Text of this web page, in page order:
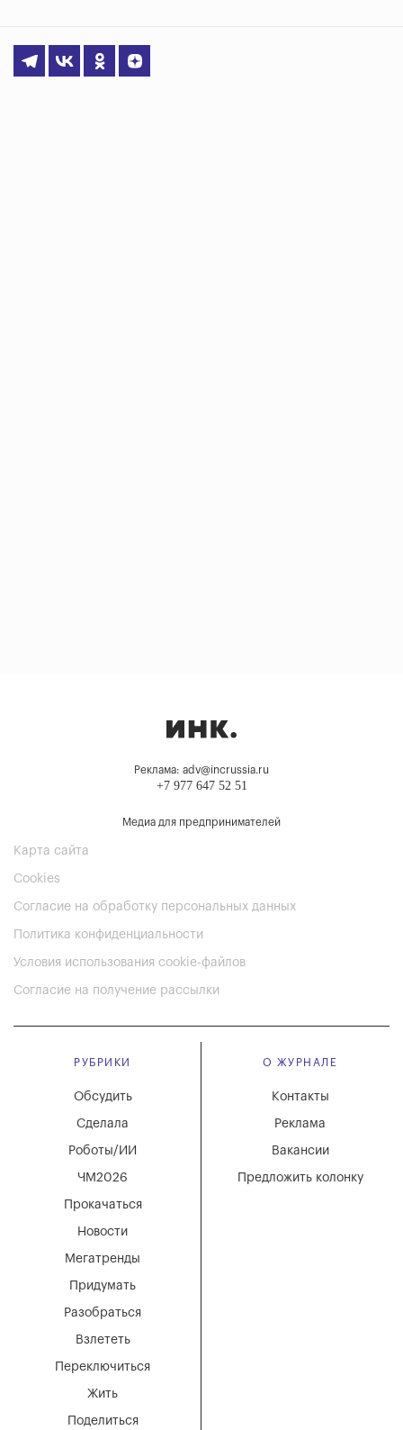
Реклама: adv@incrussia.ru
+7 977 647 52 51
Медиа для предпринимателей
Карта сайта
Cookies
Согласие на обработку персональных данных
Политика конфиденциальности
Условия использования cookie-файлов
Согласие на получение рассылки
РУБРИКИ
Мегатренды
Придумать
Разобраться
Взлететь
Новости
Переключиться
Жить
Поделиться
Обсудить
Сделала
Роботы/ИИ
ЧМ2026
Прокачаться
О ЖУРНАЛЕ
Вакансии
Реклама
Контакты
Предложить колонку